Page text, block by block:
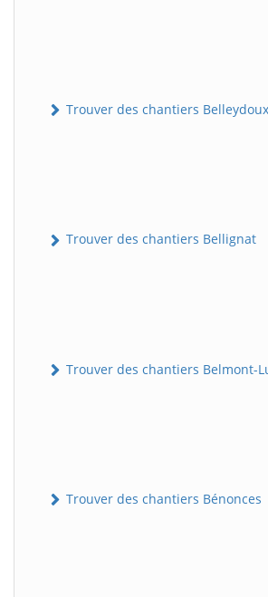
Trouver des chantiers Belleydoux
Trouver des chantiers Bellignat
Trouver des chantiers Belmont-
Trouver des chantiers Bénonces